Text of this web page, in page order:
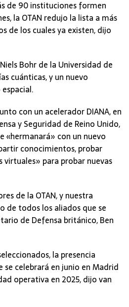
de 90 instituciones formen
la OTAN redujo la lista a más
de los cuales ya existen, dijo
Bohr de la Universidad de
cuánticas, y un nuevo
con un acelerador DIANA, en
y Seguridad de Reino Unido,
«hermanará» con un nuevo
conocimientos, probar
para probar nuevas
de la OTAN, y nuestra
de todos los aliados que se
de Defensa británico, Ben
la presencia
se celebrará en junio en Madrid
operativa en 2025, dijo van